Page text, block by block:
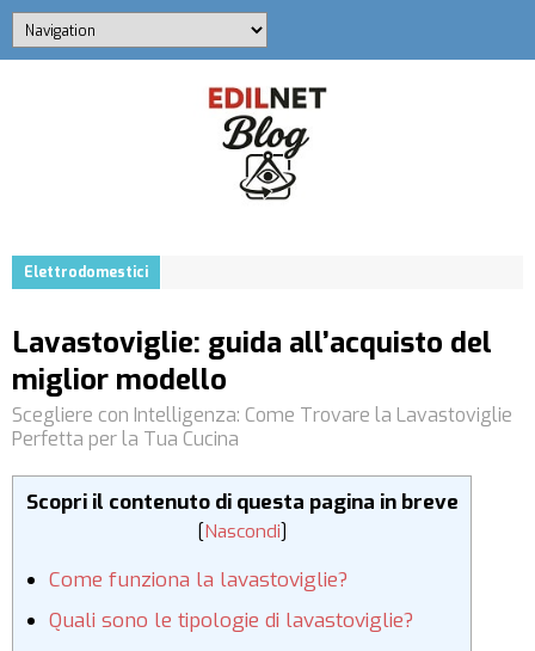
Elettrodomestici
Lavastoviglie: guida all’acquisto del
miglior modello
Scegliere con Intelligenza: Come Trovare la Lavastoviglie
Perfetta per la Tua Cucina
Scopri il contenuto di questa pagina in breve
[Nascondi]
Come funziona la lavastoviglie?
Quali sono le tipologie di lavastoviglie?